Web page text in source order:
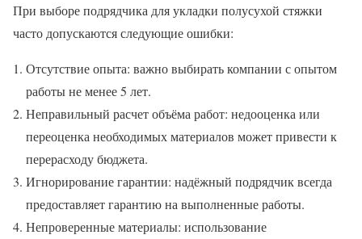
При выборе подрядчика для укладки полусухой стяжки
часто допускаются следующие ошибки:
Отсутствие опыта: важно выбирать компании с опытом
работы не менее 5 лет.
Неправильный расчет объёма работ: недооценка или
переоценка необходимых материалов может привести к
перерасходу бюджета.
Игнорирование гарантии: надёжный подрядчик всегда
предоставляет гарантию на выполненные работы.
Непроверенные материалы: использование